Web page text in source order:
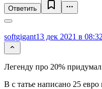
Ответить
softgigant13 дек 2021 в 08:32
Легенду про 20%
В с татье написано 25